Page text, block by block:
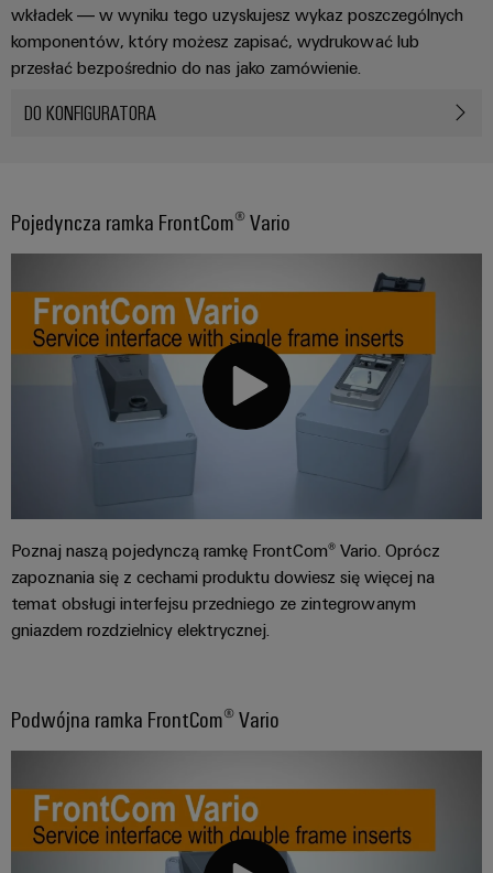
wkładek — w wyniku tego uzyskujesz wykaz poszczególnych
komponentów, który możesz zapisać, wydrukować lub
przesłać bezpośrednio do nas jako zamówienie.
DO KONFIGURATORA
Pojedyncza ramka FrontCom® Vario
Poznaj naszą pojedynczą ramkę FrontCom® Vario. Oprócz
zapoznania się z cechami produktu dowiesz się więcej na
temat obsługi interfejsu przedniego ze zintegrowanym
gniazdem rozdzielnicy elektrycznej.
Podwójna ramka FrontCom® Vario